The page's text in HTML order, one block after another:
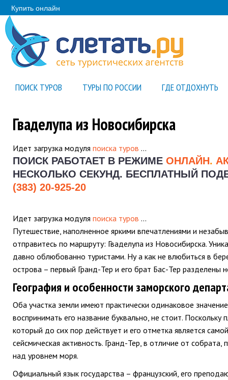
Купить онлайн
ПОИСК ТУРОВ ТУРЫ ПО РОССИИ ГДЕ ОТДОХНУТЬ
Гваделупа из Новосибирска
Идет загрузка модуля поиска туров …
ПОИСК РАБОТАЕТ В РЕЖИМЕ ОНЛАЙН.
НЕСКОЛЬКО СЕКУНД. БЕСПЛАТНЫЙ
(383) 20-925-20
Идет загрузка модуля поиска туров …
Путешествие, наполненное яркими впечатлениями и
отправитесь по маршруту: Гваделупа из Новосибирска.
давно облюбованно туристами. Ну а как не влюбиться в
острова – первый Гранд-Тер и его брат Бас-Тер
География и особенности заморского
Оба участка земли имеют практически одинаковое
воспринимать его название буквально, не стоит.
который до сих пор действует и его отметка является
сейсмическая активность. Гранд-Тер, в отличие от
над уровнем моря.
Официальный язык государства – французский, его